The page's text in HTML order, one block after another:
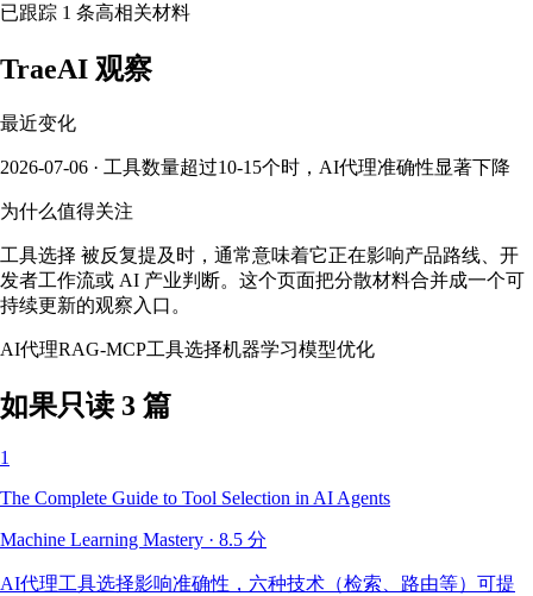
已跟踪 1 条高相关材料
TraeAI 观察
最近变化
2026-07-06 · 工具数量超过10-15个时，AI代理准确性显著下降
为什么值得关注
工具选择 被反复提及时，通常意味着它正在影响产品路线、开
发者工作流或 AI 产业判断。这个页面把分散材料合并成一个可
持续更新的观察入口。
AI代理RAG-MCP工具选择机器学习模型优化
如果只读 3 篇
1
The Complete Guide to Tool Selection in AI Agents
Machine Learning Mastery · 8.5 分
AI代理工具选择影响准确性，六种技术（检索、路由等）可提